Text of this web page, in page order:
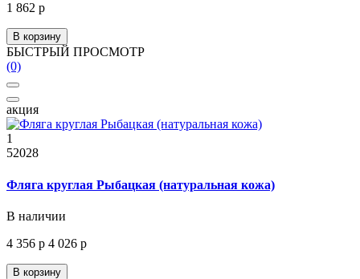
1 862 р
В корзину
БЫСТРЫЙ ПРОСМОТР
(0)
акция
1
52028
Фляга круглая Рыбацкая (натуральная кожа)
В наличии
4 356 р 4 026 р
В корзину